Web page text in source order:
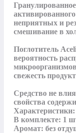
неприятных и
смешивание в
Поглотитель
вероятность
свежесть
Средство не
свойства
Характеристики:
В комплекте: 1
Аромат: без